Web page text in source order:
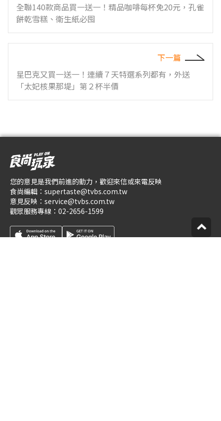
全聯140款商品買一送一！精品咖啡每杯免20元，孔雀
餅乾雪糕、衛生紙必囤
下一篇
星巴克又買一送一！連續７天特選系列都有，外送
「太妃核果那堤」第２杯半價
您的意見是我們前進的動力，歡迎來信或來電反映
食尚編輯： supertaste@tvbs.com.tw
意見反映： service@tvbs.com.tw
觀眾服務專線： 02-2656-1599